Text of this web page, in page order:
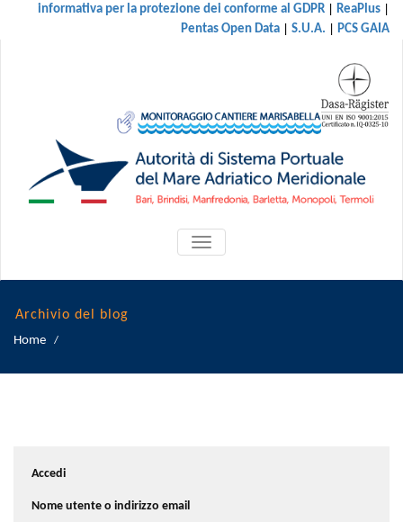
informativa per la protezione dei conforme al GDPR | ReaPlus |
Pentas Open Data | S.U.A. | PCS GAIA
ATTIVA/DISATTIVA
MENU
Archivio del blog
Home /
Accedi
Nome utente o indirizzo email